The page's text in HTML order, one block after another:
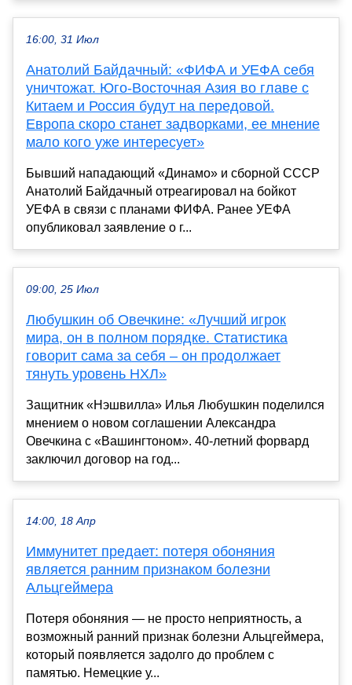
16:00, 31 Июл
Анатолий Байдачный: «ФИФА и УЕФА себя
уничтожат. Юго-Восточная Азия во главе с
Китаем и Россия будут на передовой.
Европа скоро станет задворками, ее мнение
мало кого уже интересует»
Бывший нападающий «Динамо» и сборной СССР
Анатолий Байдачный отреагировал на бойкот
УЕФА в связи с планами ФИФА. Ранее УЕФА
опубликовал заявление о г...
09:00, 25 Июл
Любушкин об Овечкине: «Лучший игрок
мира, он в полном порядке. Статистика
говорит сама за себя – он продолжает
тянуть уровень НХЛ»
Защитник «Нэшвилла» Илья Любушкин поделился
мнением о новом соглашении Александра
Овечкина с «Вашингтоном». 40-летний форвард
заключил договор на год...
14:00, 18 Апр
Иммунитет предает: потеря обоняния
является ранним признаком болезни
Альцгеймера
Потеря обоняния — не просто неприятность, а
возможный ранний признак болезни Альцгеймера,
который появляется задолго до проблем с
памятью. Немецкие у...